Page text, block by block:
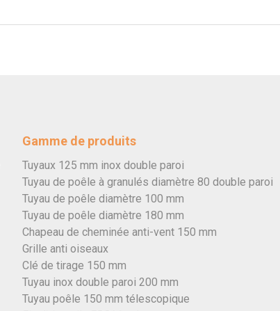
Gamme de produits
Tuyaux 125 mm inox double paroi
Tuyau de poêle à granulés diamètre 80 double paroi
Tuyau de poêle diamètre 100 mm
Tuyau de poêle diamètre 180 mm
Chapeau de cheminée anti-vent 150 mm
Grille anti oiseaux
Clé de tirage 150 mm
Tuyau inox double paroi 200 mm
Tuyau poêle 150 mm télescopique